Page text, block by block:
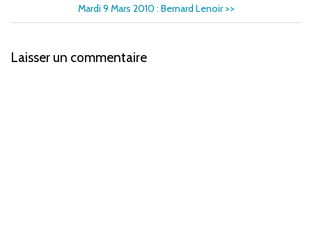
Mardi 9 Mars 2010 : Bernard Lenoir>>
Laisser un commentaire